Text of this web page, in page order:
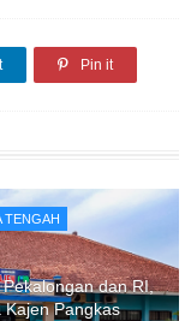
Pin it
TENGAH
dan RI,
Kajen Pangkas